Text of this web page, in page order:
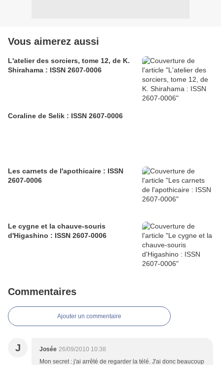
Vous aimerez aussi
L'atelier des sorciers, tome 12, de K.
Shirahama : ISSN 2607-0006
Coraline de Selik : ISSN 2607-0006
Les carnets de l'apothicaire : ISSN
2607-0006
Le cygne et la chauve-souris
d'Higashino : ISSN 2607-0006
Commentaires
Ajouter un commentaire
J Josée 26/09/2010 10:38
Mon secret : j'ai arrêté de regarder la télé. J'ai donc beaucoup